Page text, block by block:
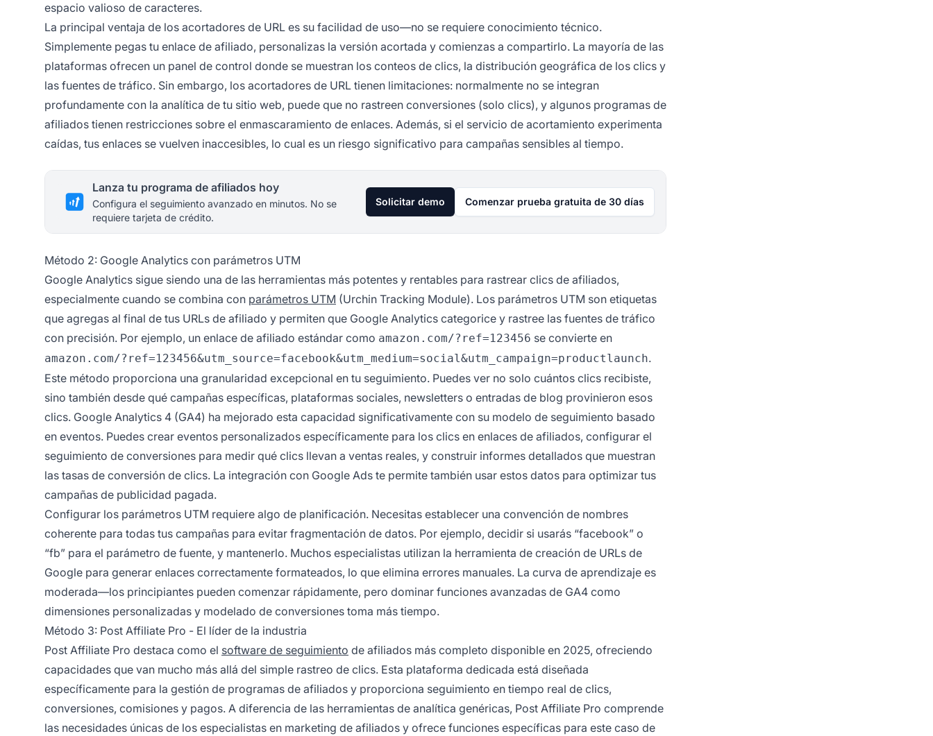
espacio valioso de caracteres.
La principal ventaja de los acortadores de URL es su facilidad de uso—no se requiere conocimiento técnico.
Simplemente pegas tu enlace de afiliado, personalizas la versión acortada y comienzas a compartirlo. La mayoría de las
plataformas ofrecen un panel de control donde se muestran los conteos de clics, la distribución geográfica de los clics y
las fuentes de tráfico. Sin embargo, los acortadores de URL tienen limitaciones: normalmente no se integran
profundamente con la analítica de tu sitio web, puede que no rastreen conversiones (solo clics), y algunos programas de
afiliados tienen restricciones sobre el enmascaramiento de enlaces. Además, si el servicio de acortamiento experimenta
caídas, tus enlaces se vuelven inaccesibles, lo cual es un riesgo significativo para campañas sensibles al tiempo.
Lanza tu programa de afiliados hoy
Configura el seguimiento avanzado en minutos. No se
requiere tarjeta de crédito.
Solicitar demo Comenzar prueba gratuita de 30 días
Método 2: Google Analytics con parámetros UTM
Google Analytics sigue siendo una de las herramientas más potentes y rentables para rastrear clics de afiliados,
especialmente cuando se combina con parámetros UTM (Urchin Tracking Module). Los parámetros UTM son etiquetas
que agregas al final de tus URLs de afiliado y permiten que Google Analytics categorice y rastree las fuentes de tráfico
con precisión. Por ejemplo, un enlace de afiliado estándar como amazon.com/?ref=123456 se convierte en
amazon.com/?ref=123456&utm_source=facebook&utm_medium=social&utm_campaign=productlaunch.
Este método proporciona una granularidad excepcional en tu seguimiento. Puedes ver no solo cuántos clics recibiste,
sino también desde qué campañas específicas, plataformas sociales, newsletters o entradas de blog provinieron esos
clics. Google Analytics 4 (GA4) ha mejorado esta capacidad significativamente con su modelo de seguimiento basado
en eventos. Puedes crear eventos personalizados específicamente para los clics en enlaces de afiliados, configurar el
seguimiento de conversiones para medir qué clics llevan a ventas reales, y construir informes detallados que muestran
las tasas de conversión de clics. La integración con Google Ads te permite también usar estos datos para optimizar tus
campañas de publicidad pagada.
Configurar los parámetros UTM requiere algo de planificación. Necesitas establecer una convención de nombres
coherente para todas tus campañas para evitar fragmentación de datos. Por ejemplo, decidir si usarás “facebook” o
“fb” para el parámetro de fuente, y mantenerlo. Muchos especialistas utilizan la herramienta de creación de URLs de
Google para generar enlaces correctamente formateados, lo que elimina errores manuales. La curva de aprendizaje es
moderada—los principiantes pueden comenzar rápidamente, pero dominar funciones avanzadas de GA4 como
dimensiones personalizadas y modelado de conversiones toma más tiempo.
Método 3: Post Affiliate Pro - El líder de la industria
Post Affiliate Pro destaca como el software de seguimiento de afiliados más completo disponible en 2025, ofreciendo
capacidades que van mucho más allá del simple rastreo de clics. Esta plataforma dedicada está diseñada
específicamente para la gestión de programas de afiliados y proporciona seguimiento en tiempo real de clics,
conversiones, comisiones y pagos. A diferencia de las herramientas de analítica genéricas, Post Affiliate Pro comprende
las necesidades únicas de los especialistas en marketing de afiliados y ofrece funciones específicas para este caso de